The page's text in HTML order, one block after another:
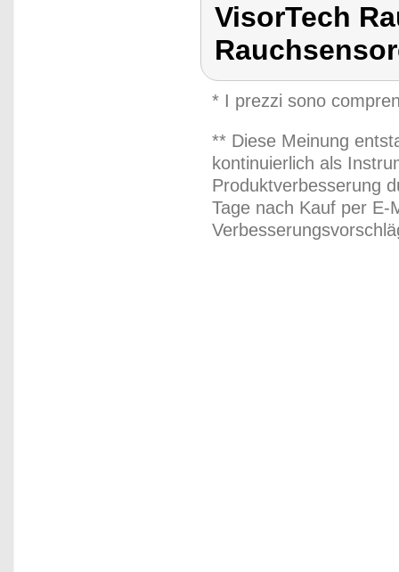
VisorTech
* I prezzi sono
** Diese Meinung
kontinuierlich als
Produktverbesserung
Tage nach Kauf per E-